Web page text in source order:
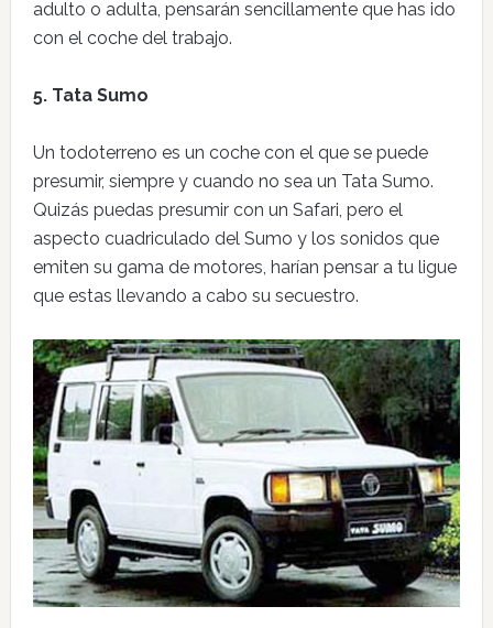
adulto o adulta, pensarán sencillamente que has ido
con el coche del trabajo.
5. Tata Sumo
Un todoterreno es un coche con el que se puede
presumir, siempre y cuando no sea un Tata Sumo.
Quizás puedas presumir con un Safari, pero el
aspecto cuadriculado del Sumo y los sonidos que
emiten su gama de motores, harían pensar a tu ligue
que estas llevando a cabo su secuestro.